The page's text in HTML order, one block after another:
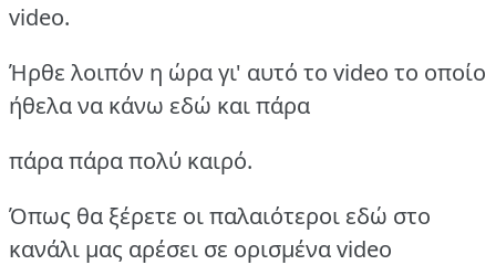
video.
Ήρθε λοιπόν η ώρα γι' αυτό το video το οποίο
ήθελα να κάνω εδώ και πάρα
πάρα πάρα πολύ καιρό.
Όπως θα ξέρετε οι παλαιότεροι εδώ στο
κανάλι μας αρέσει σε ορισμένα video